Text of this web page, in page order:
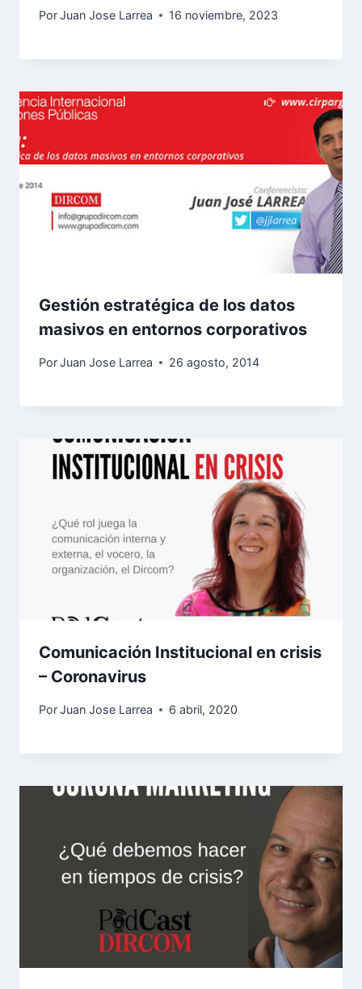
PorJuan Jose Larrea 16 noviembre, 2023
Gestión estratégica de los datos
masivos en entornos corporativos
PorJuan Jose Larrea 26 agosto, 2014
Comunicación Institucional en crisis
– Coronavirus
PorJuan Jose Larrea 6 abril, 2020